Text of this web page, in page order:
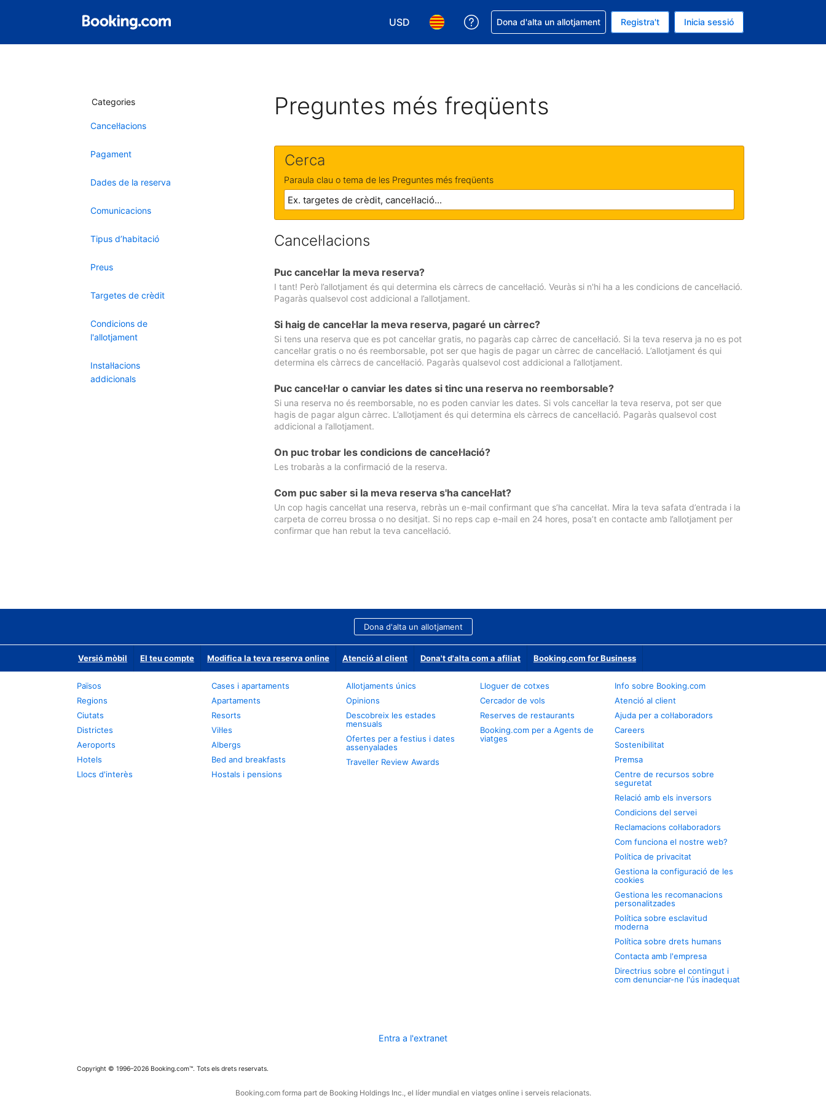
USD
Tria la moneda. La moneda actual és Dòlar dels Estats Units
Tria l'idioma. L'idioma actual és Català
Rep ajuda amb la reserva
Dona d'alta un allotjament Registra't Inicia sessió
Categories
Cancel·lacions
Pagament
Dades de la reserva
Comunicacions
Tipus d’habitació
Preus
Targetes de crèdit
Condicions de
l'allotjament
Instal·lacions
addicionals
Preguntes més freqüents
Cerca
Paraula clau o tema de les Preguntes més freqüents
Cancel·lacions
Puc cancel·lar la meva reserva?
I tant! Però l’allotjament és qui determina els càrrecs de cancel·lació. Veuràs si n'hi ha a les condicions de cancel·lació.
Pagaràs qualsevol cost addicional a l’allotjament.
Si haig de cancel·lar la meva reserva, pagaré un càrrec?
Si tens una reserva que es pot cancel·lar gratis, no pagaràs cap càrrec de cancel·lació. Si la teva reserva ja no es pot
cancel·lar gratis o no és reemborsable, pot ser que hagis de pagar un càrrec de cancel·lació. L’allotjament és qui
determina els càrrecs de cancel·lació. Pagaràs qualsevol cost addicional a l’allotjament.
Puc cancel·lar o canviar les dates si tinc una reserva no reemborsable?
Si una reserva no és reemborsable, no es poden canviar les dates. Si vols cancel·lar la teva reserva, pot ser que
hagis de pagar algun càrrec. L’allotjament és qui determina els càrrecs de cancel·lació. Pagaràs qualsevol cost
addicional a l’allotjament.
On puc trobar les condicions de cancel·lació?
Les trobaràs a la confirmació de la reserva.
Com puc saber si la meva reserva s'ha cancel·lat?
Un cop hagis cancel·lat una reserva, rebràs un e-mail confirmant que s’ha cancel·lat. Mira la teva safata d’entrada i la
carpeta de correu brossa o no desitjat. Si no reps cap e-mail en 24 hores, posa’t en contacte amb l’allotjament per
confirmar que han rebut la teva cancel·lació.
Dona d'alta un allotjament
Versió mòbil El teu compte Modifica la teva reserva online Atenció al client Dona't d'alta com a afiliat Booking.com for Business
Països
Regions
Ciutats
Districtes
Aeroports
Hotels
Llocs d'interès
Cases i apartaments
Apartaments
Resorts
Vil·les
Albergs
Bed and breakfasts
Hostals i pensions
Allotjaments únics
Opinions
Descobreix les estades
mensuals
Ofertes per a festius i dates
assenyalades
Traveller Review Awards
Lloguer de cotxes
Cercador de vols
Reserves de restaurants
Booking.com per a Agents de
viatges
Info sobre Booking.com
Atenció al client
Ajuda per a col·laboradors
Careers
Sostenibilitat
Premsa
Centre de recursos sobre
seguretat
Relació amb els inversors
Condicions del servei
Reclamacions col·laboradors
Com funciona el nostre web?
Política de privacitat
Gestiona la configuració de les
cookies
Gestiona les recomanacions
personalitzades
Política sobre esclavitud
moderna
Política sobre drets humans
Contacta amb l'empresa
Directrius sobre el contingut i
com denunciar-ne l'ús inadequat
Entra a l'extranet
Copyright © 1996–2026 Booking.com™. Tots els drets reservats.
Booking.com forma part de Booking Holdings Inc., el líder mundial en viatges online i serveis relacionats.